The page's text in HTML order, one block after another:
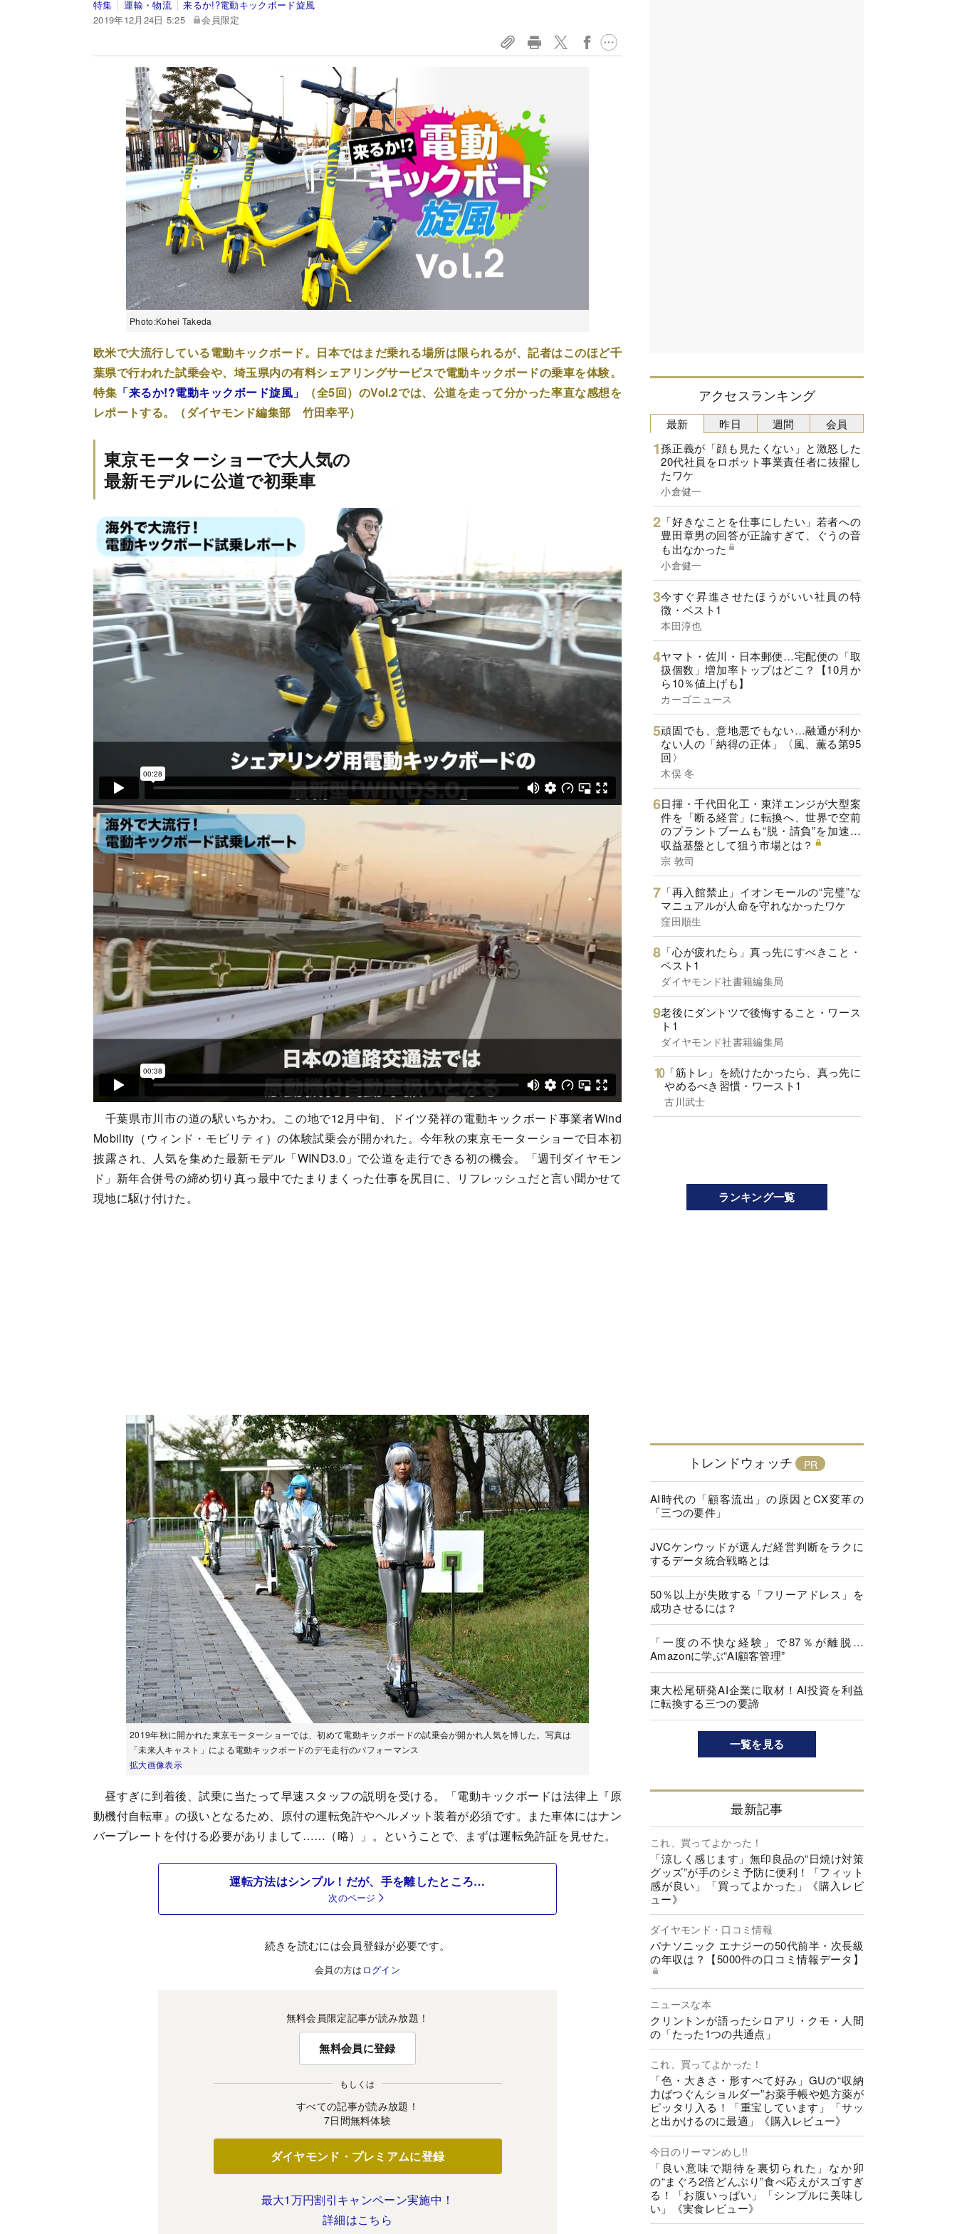
特集 運輸・物流
来るか!?電動キックボード旋風
2019年12月24日 5:25
会員限定
Photo:Kohei Takeda
欧米で大流行している電動キックボード。日本ではまだ乗れる場所は限られるが、記者はこのほど千
葉県で行われた試乗会や、埼玉県内の有料シェアリングサービスで電動キックボードの乗車を体験。
特集 「来るか!?電動キックボード旋風」
（全5回）のVol.2では、公道を走って分かった率直な感想を
レポートする。（ダイヤモンド編集部 竹田幸平）
東京モーターショーで大人気の
最新モデルに公道で初乗車
千葉県市川市の道の駅いちかわ。この地で12月中旬、ドイツ発祥の電動キックボード事業者Wind
Mobility（ウィンド・モビリティ）の体験試乗会が開かれた。今年秋の東京モーターショーで日本初
披露され、人気を集めた最新モデル「WIND3.0」で公道を走行できる初の機会。「週刊ダイヤモン
ド」新年合併号の締め切り真っ最中でたまりまくった仕事を尻目に、リフレッシュだと言い聞かせて
現地に駆け付けた。
2019年秋に開かれた東京モーターショーでは、初めて電動キックボードの試乗会が開かれ人気を博した。写真は
「未来人キャスト」による電動キックボードのデモ走行のパフォーマンス
拡大画像表示
昼すぎに到着後、試乗に当たって早速スタッフの説明を受ける。「電動キックボードは法律上『原
動機付自転車』の扱いとなるため、原付の運転免許やヘルメット装着が必須です。また車体にはナン
バープレートを付ける必要がありまして……（略）」。ということで、まずは運転免許証を見せた。
運転方法はシンプル！だが、手を離したところ…
次のページ
続きを読むには会員登録が必要です。
会員の方は ログイン
無料会員限定記事が読み放題！
無料会員に登録
もしくは
すべての記事が読み放題！
7日間無料体験
ダイヤモンド・プレミアムに登録
最大1万円割引キャンペーン実施中！
詳細はこちら
アクセスランキング
最新
孫正義が「顔も見たくない」と激怒した
20代社員をロボット事業責任者に抜擢し
たワケ
小倉健一
「好きなことを仕事にしたい」若者への
豊田章男の回答が正論すぎて、ぐうの音
も出なかった
小倉健一
今すぐ昇進させたほうがいい社員の特
徴・ベスト1
本田淳也
ヤマト・佐川・日本郵便…宅配便の「取
扱個数」増加率トップはどこ？【10月か
ら10％値上げも】
カーゴニュース
頑固でも、意地悪でもない…融通が利か
ない人の「納得の正体」〈風、薫る第95
回〉
木俣 冬
日揮・千代田化工・東洋エンジが大型案
件を「断る経営」に転換へ、世界で空前
のプラントブームも“脱・請負”を加速…
収益基盤として狙う市場とは？
宗 敦司
「再入館禁止」イオンモールの“完璧”な
マニュアルが人命を守れなかったワケ
窪田順生
「心が疲れたら」真っ先にすべきこと・
ベスト1
ダイヤモンド社書籍編集局
老後にダントツで後悔すること・ワース
ト1
ダイヤモンド社書籍編集局
「筋トレ」を続けたかったら、真っ先に
やめるべき習慣・ワースト1
古川武士
昨日 週間 会員
ランキング一覧
トレンドウォッチ
AI時代の「顧客流出」の原因とCX変革の
「三つの要件」
JVCケンウッドが選んだ経営判断をラクに
するデータ統合戦略とは
50％以上が失敗する「フリーアドレス」を
成功させるには？
「一度の不快な経験」で87％が離脱…
Amazonに学ぶ“AI顧客管理”
東大松尾研発AI企業に取材！AI投資を利益
に転換する三つの要諦
一覧を見る
最新記事
これ、買ってよかった！
「涼しく感じます」無印良品の“日焼け対策
グッズ”が手のシミ予防に便利！「フィット
感が良い」「買ってよかった」《購入レビ
ュー》
ダイヤモンド・口コミ情報
パナソニック エナジーの50代前半・次長級
の年収は？【5000件の口コミ情報データ】
ニュースな本
クリントンが語ったシロアリ・クモ・人間
の「たった1つの共通点」
これ、買ってよかった！
「色・大きさ・形すべて好み」GUの“収納
力ばつぐんショルダー”お薬手帳や処方薬が
ピッタリ入る！「重宝しています」「サッ
と出かけるのに最適」《購入レビュー》
今日のリーマンめし!!
「良い意味で期待を裏切られた」なか卯
の“まぐろ2倍どんぶり”食べ応えがスゴすぎ
る！「お腹いっぱい」「シンプルに美味し
い」《実食レビュー》